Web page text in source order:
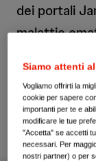
dei portali
malattie
Siamo attenti
Vogliamo offrirti la
cookie per sapere
importanti per te e
modificare le tue
"Accetta" se accetti
necessari. Per
nostri partner) o per